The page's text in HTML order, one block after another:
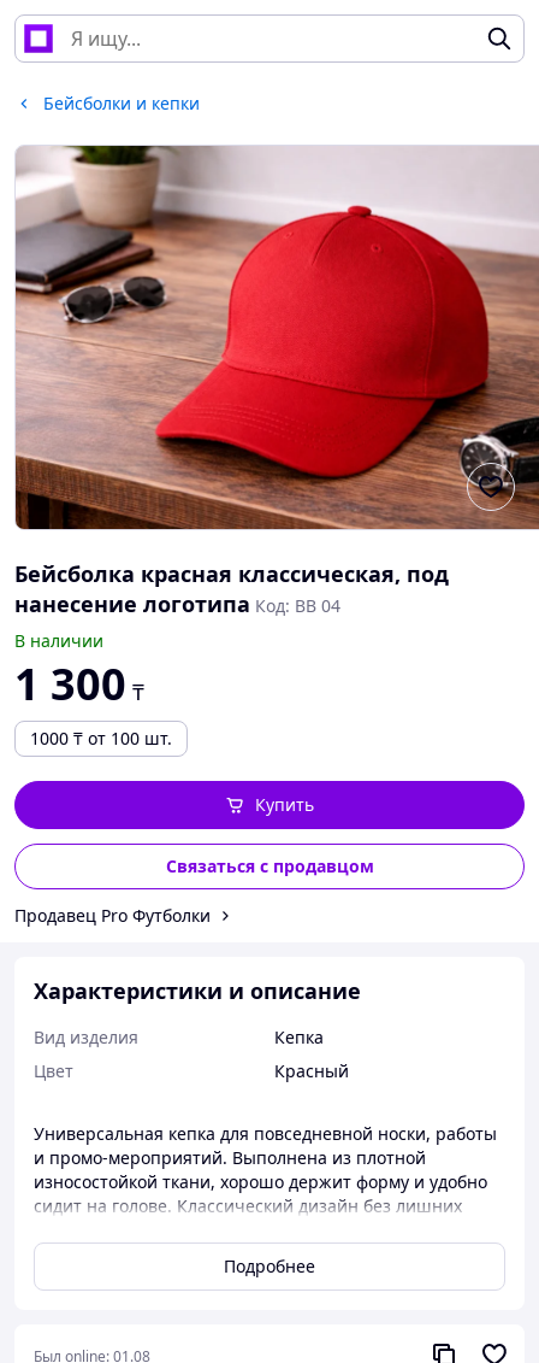
Бейсболки и кепки
Бейсболка красная классическая, под
нанесение логотипа Код: BB 04
В наличии
1 300 ₸
1000 ₸ от 100 шт.
Купить
Связаться с продавцом
Продавец Pro Футболки
Характеристики и описание
Вид изделия
Кепка
Цвет
Красный
Универсальная кепка для повседневной носки, работы
и промо-мероприятий. Выполнена из плотной
износостойкой ткани, хорошо держит форму и удобно
сидит на голове. Классический дизайн без лишних
Мы работаем напрямую с фабриками, контролируем
качество производства и гарантируем аккуратный
подходит для печати и вышивки логотипов, брендинга
Подробнее
Был online:01.08